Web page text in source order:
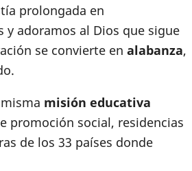
prolongada en
y adoramos al Dios que sigue
se convierte en alabanza,
misión educativa
promoción social, residencias
de los 33 países donde